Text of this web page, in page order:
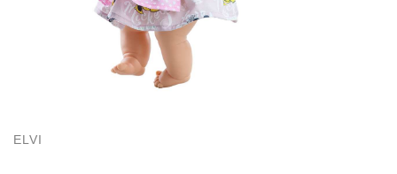
ELVI